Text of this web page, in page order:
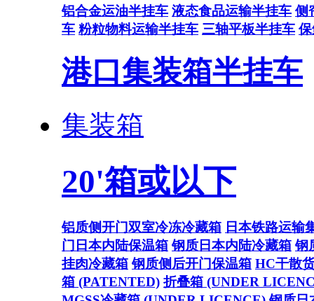
铝合金运油半挂车 液态食品运输半挂车 侧
车 粉粒物料运输半挂车 三轴平板半挂车
港口集装箱半挂车
集装箱
20'箱或以下
铝质侧开门双室冷冻冷藏箱 日本铁路运输
门日本内陆保温箱 钢质日本内陆冷藏箱 钢
挂肉冷藏箱 钢质侧后开门保温箱 HC干散
箱 (PATENTED) 折叠箱 (UNDER